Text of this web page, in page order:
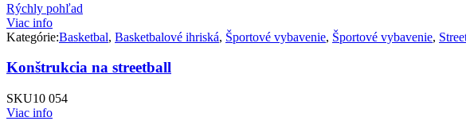
Rýchly pohľad
Viac info
Kategórie:Basketbal, Basketbalové ihriská, Športové vybavenie, Športové vybavenie,
Konštrukcia na streetball
SKU10 054
Viac info